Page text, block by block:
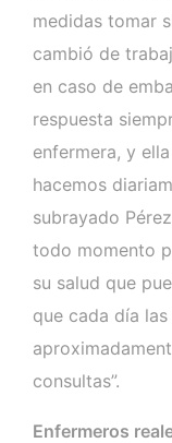
medidas tomar
cambió de
en caso de
respuesta
enfermera, y
hacemos
subrayado
todo momento
su salud que
que cada día
consultas”.
Enfermeros